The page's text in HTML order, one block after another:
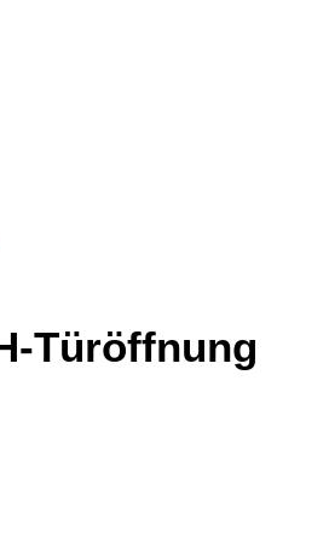
Türöffnung